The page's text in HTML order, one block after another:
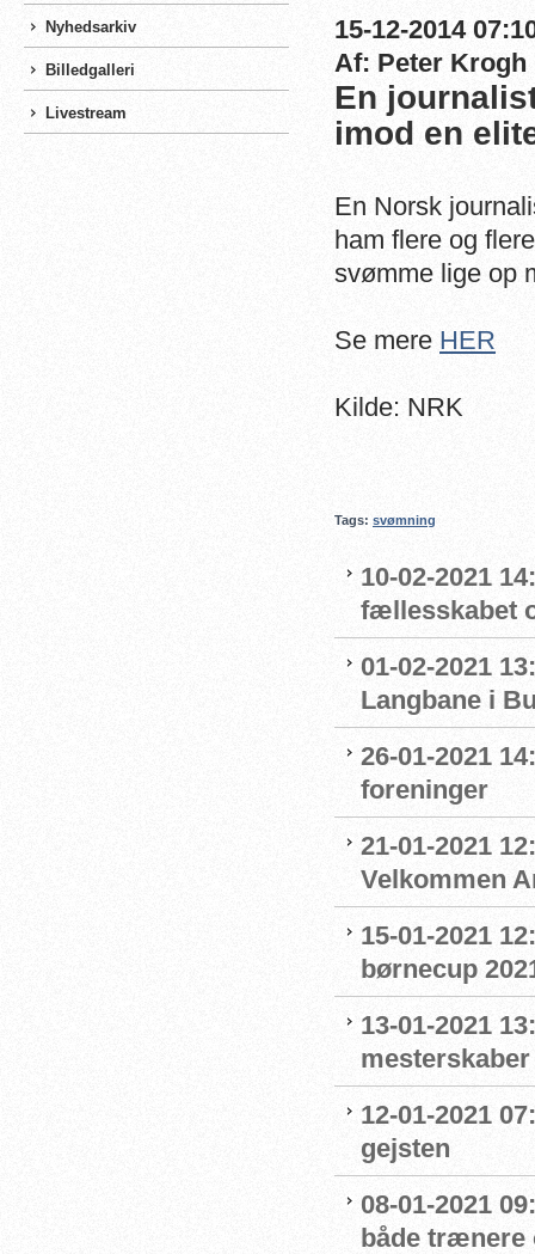
Nyhedsarkiv
Billedgalleri
Livestream
15-12-2014
Af: Peter Krogh
En
imod en
En Norsk
ham flere og
svømme lige op
Se mere HER
Kilde: NRK
Tags: svømning
10-02-2021
fællesskabet
01-02-2021
Langbane i
26-01-2021
foreninger
21-01-2021
Velkommen
15-01-2021
børnecup
13-01-2021
mesterskaber
12-01-2021
gejsten
08-01-2021
både